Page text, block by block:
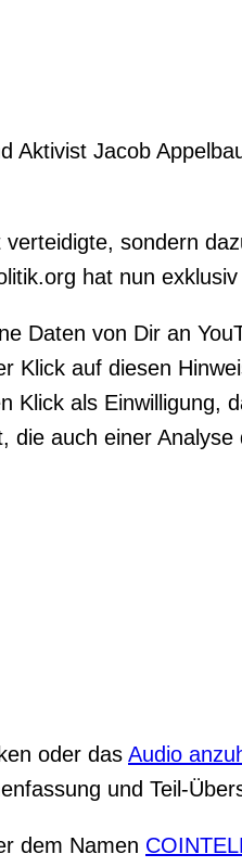
Aktivist Jacob
sondern
hat nun exklusiv
Daten von Dir an
Klick auf diesen
Klick als Einwilligung,
die auch einer Analyse
oder das Audio
und Teil-
dem Namen